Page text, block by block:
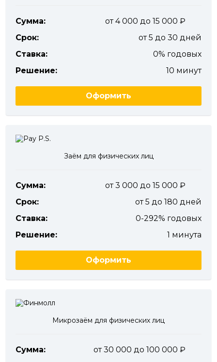
Сумма:
от 4 000 до 15 000
Срок:
от 5 до 30 дней
Ставка:
0% годовых
Решение:
10 минут
Оформить
Заём для физических лиц
Сумма:
от 3 000 до 15 000
Срок:
от 5 до 180 дней
Ставка:
0-292% годовых
Решение:
1 минута
Оформить
Микрозаём для физических лиц
Сумма:
от 30 000 до 100 000